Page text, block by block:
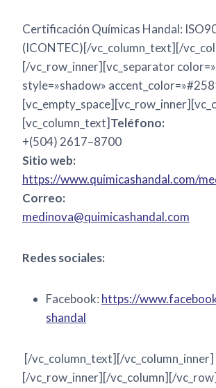
Certificación Químicas Handal:
(ICONTEC)[/vc_column_text][/
[/vc_row_inner][vc_separator
style=»shadow»
[vc_column_text]Teléfono:
+(504) 2617–8700
Sitio web:
https://www.quimicashandal.com/
Correo:
medinova@quimicashandal.com
Redes sociales:
Facebook: https://
shandal
[/vc_column_text][/vc_column_inner]
[/vc_row_inner][/vc_column][/